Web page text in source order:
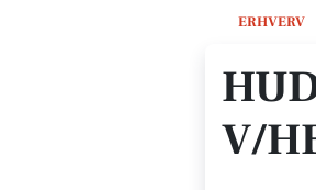
ERHVERV
V/